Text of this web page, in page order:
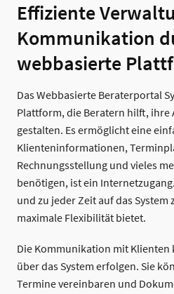
Effiziente
Kommunikation
webbasierte
Das Webbasierte Beraterportal
Plattform, die Beratern hilft, ihre
gestalten. Es ermöglicht eine
Klienteninformationen,
Rechnungsstellung und vieles
benötigen, ist ein
und zu jeder Zeit auf das System
maximale Flexibilität bietet.
Die Kommunikation mit Klienten
über das System erfolgen. Sie
Termine vereinbaren und